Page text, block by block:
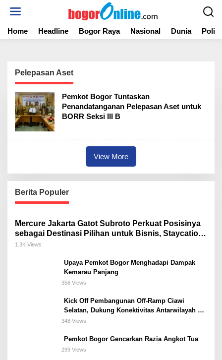
t
Home Headline Bogor Raya Nasional Dunia
Pelepasan Aset
Pemkot Bogor Tuntaskan
Penandatanganan Pelepasan Aset untuk
BORR Seksi III B
View More
Berita Populer
Mercure Jakarta Gatot Subroto Perkuat Posisinya
sebagai Destinasi Pilihan untuk Bisnis, Staycation,
Meeting, dan Kuliner di Jakarta Selatan
1.3K Views
Upaya Pemkot Bogor Menghadapi Dampak
Kemarau Panjang
356 Views
Kick Off Pembangunan Off-Ramp Ciawi
Selatan, Dukung Konektivitas Antarwilayah di
Bogor Selatan
348 Views
Pemkot Bogor Gencarkan Razia Angkot Tua
299 Views